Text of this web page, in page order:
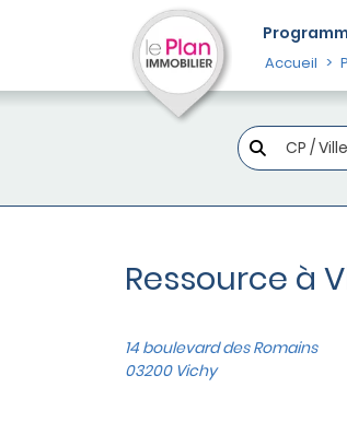
Accueil
Ressource à
14 boulevard des Romains
03200 Vichy